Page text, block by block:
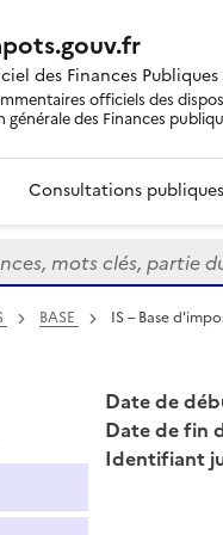
des Finances
officiels des
générale des Finances
Consultations
mots clés, partie du
BASE IS – Base
Date de
Date de fin
Identifiant